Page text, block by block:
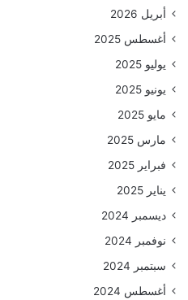
أبريل 2026
أغسطس 2025
يوليو 2025
يونيو 2025
مايو 2025
مارس 2025
فبراير 2025
يناير 2025
ديسمبر 2024
نوفمبر 2024
سبتمبر 2024
أغسطس 2024